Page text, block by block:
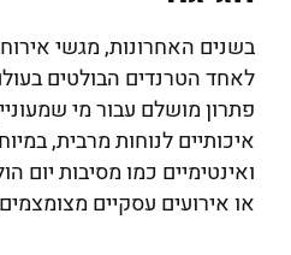
בשנים האחרונות, מגשי
לאחד הטרנדים הבולטים
פתרון מושלם עבור מי
איכותיים לנוחות מרבית,
ואינטימיים כמו מסיבות
או אירועים עסקיים